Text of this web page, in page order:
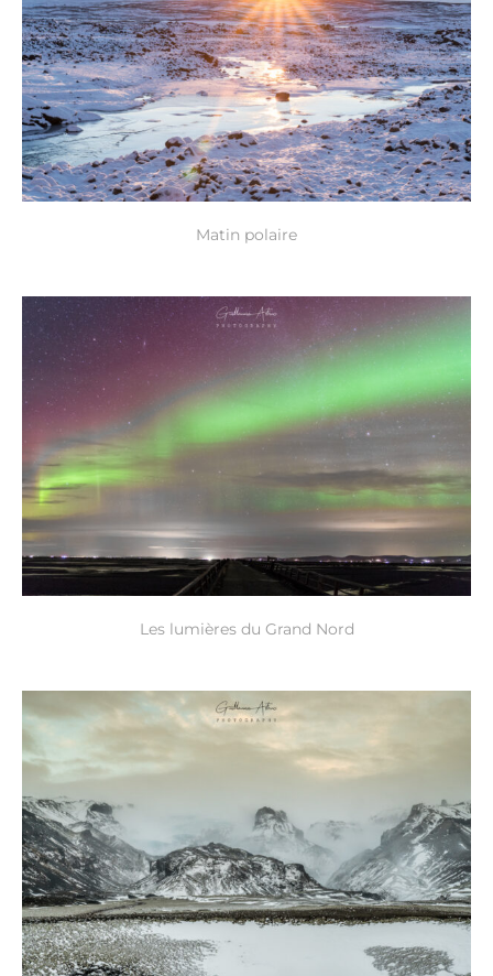
Matin polaire
Les lumières du Grand Nord